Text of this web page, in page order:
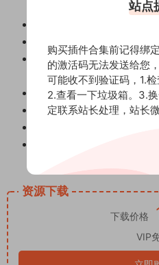
磨皮美颜插件
更新
红巨人降噪磨
Suite 16
更新 蓝宝石视觉特
更新 视觉特效和转
专业三维摄像
资源下载
下载价格
VIP
站点
购买插件合集前记得绑
的激活码无法发送给您
可能收不到验证码，1.检
2.查看一下垃圾箱。3.
定联系站长处理，站长